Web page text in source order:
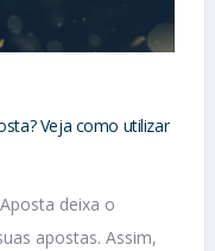
Veja como utilizar
deixa o
apostas. Assim,